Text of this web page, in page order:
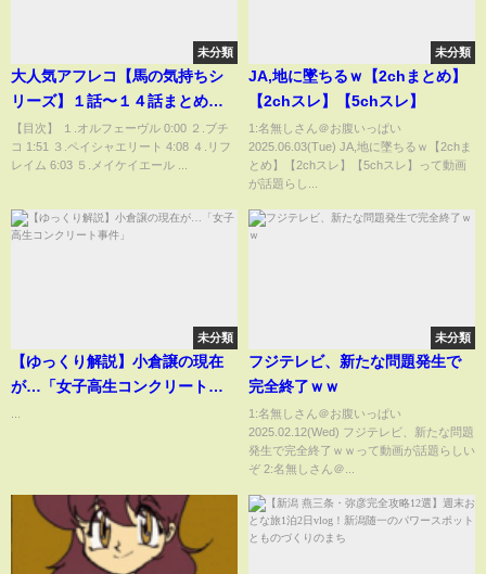
未分類
大人気アフレコ【馬の気持ちシ
リーズ】１話〜１４話まとめ
【競馬】パイセンの競馬チャン
ネル
【目次】 １.オルフェーヴル 0:00 ２.ブチ
コ 1:51 ３.ペイシャエリート 4:08 ４.リフ
レイム 6:03 ５.メイケイエール ...
未分類
JA,地に墜ちるｗ【2chまとめ】
【2chスレ】【5chスレ】
1:名無しさん＠お腹いっぱい
2025.06.03(Tue) JA,地に墜ちるｗ【2chま
とめ】【2chスレ】【5chスレ】って動画
が話題らし...
未分類
【ゆっくり解説】小倉譲の現在
が…「女子高生コンクリート事
未分類
フジテレビ、新たな問題発生で
完全終了ｗｗ
1:名無しさん＠お腹いっぱい
2025.02.12(Wed) フジテレビ、新たな問題
発生で完全終了ｗｗって動画が話題らしい
ぞ 2:名無しさん＠...